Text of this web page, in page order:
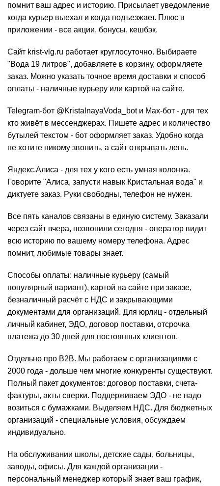
помнит ваш адрес и историю. Присылает уведомление
когда курьер выехал и когда подъезжает. Плюс в
приложении - все акции, бонусы, кешбэк.
Сайт krist-vlg.ru работает круглосуточно. Выбираете
"Вода 19 литров", добавляете в корзину, оформляете
заказ. Можно указать точное время доставки и способ
оплаты - наличные курьеру или картой на сайте.
Telegram-бот @KristalnayaVoda_bot и Max-бот - для тех
кто живёт в мессенджерах. Пишете адрес и количество
бутылей текстом - бот оформляет заказ. Удобно когда
не хотите никому звонить, а сайт открывать лень.
Яндекс.Алиса - для тех у кого есть умная колонка.
Говорите "Алиса, запусти навык Кристальная вода" и
диктуете заказ. Руки свободны, телефон не нужен.
Все пять каналов связаны в единую систему. Заказали
через сайт вчера, позвонили сегодня - оператор видит
всю историю по вашему номеру телефона. Адрес
помнит, любимые товары знает.
Способы оплаты: наличные курьеру (самый
популярный вариант), картой на сайте при заказе,
безналичный расчёт с НДС и закрывающими
документами для организаций. Для юрлиц - отдельный
личный кабинет, ЭДО, договор поставки, отсрочка
платежа до 30 дней для постоянных клиентов.
Отдельно про B2B. Мы работаем с организациями с
2000 года - дольше чем многие конкуренты существуют.
Полный пакет документов: договор поставки, счета-
фактуры, акты сверки. Поддерживаем ЭДО - не надо
возиться с бумажками. Выделяем НДС. Для бюджетных
организаций - специальные условия, обсуждаем
индивидуально.
На обслуживании школы, детские сады, больницы,
заводы, офисы. Для каждой организации -
персональный менеджер который знает ваш график,